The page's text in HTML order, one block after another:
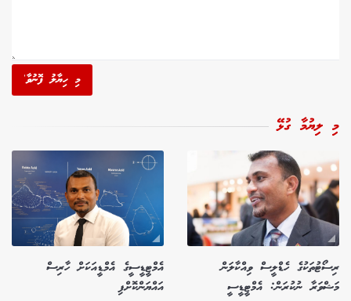
މި ހިޔާލު ފޮނުވާ'
މި ލިޔުމާ ގުޅޭ
ރިސޯޓުތަކުގެ ހެޑްލީސް ވިއްކާލަން
މަޝްވަރާ ނުކުރަން: އެމްޓީޑީސީ
އެމްޓީޑީސީގެ އެމްޑީއަކަށް ހާރިސް
އައްޔަންކޮށްފި